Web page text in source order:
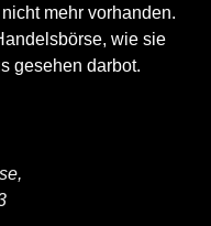
mehr vorhanden.
wie sie
gesehen darbot.